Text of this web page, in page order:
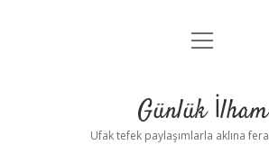
Anasayfa
Yasal Uyarı
menüyü
Günlük İlham
Ufak tefek paylaşımlarla aklına